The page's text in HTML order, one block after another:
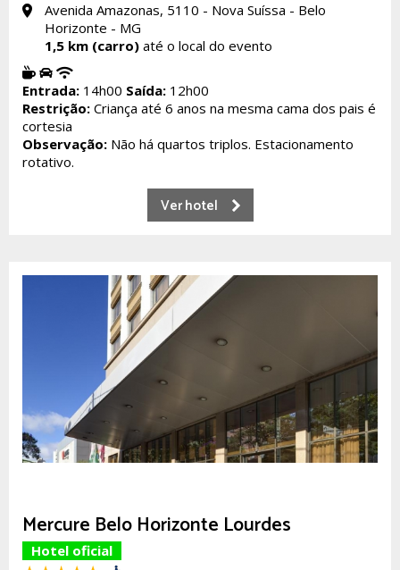
Avenida Amazonas, 5110 - Nova Suíssa - Belo
Horizonte - MG
1,5 km (carro) até o local do evento
Entrada: 14h00 Saída: 12h00
Restrição: Criança até 6 anos na mesma cama dos pais é
cortesia
Observação: Não há quartos triplos. Estacionamento
rotativo.
Ver hotel
Mercure Belo Horizonte Lourdes
Hotel oficial